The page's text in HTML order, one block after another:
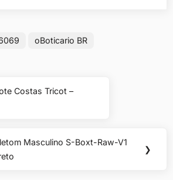
oBoticario BR
Costas Tricot –
Masculino S-Boxt-Raw-V1
❯